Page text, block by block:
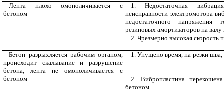
Лента плохо омоноличивается с
бетоном
1. Недостаточная
неисправности электромотора
недостаточного напряжения
резиновых амортизаторов на валу
2. Чрезмерно высокая скорость
Бетон разрыхляется рабочим органом,
происходит скалывание и разрушение
бетона, лента не омоноличивается с
бетоном
1. Упущено время, па-резки шва,
2. Вибропластина
бетоном